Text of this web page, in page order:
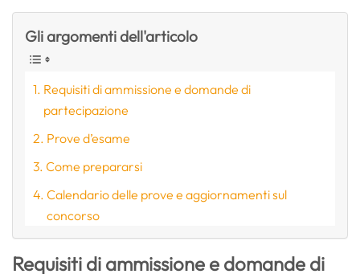
Gli argomenti dell'articolo
Requisiti di ammissione e domande di
partecipazione
Prove d’esame
Come prepararsi
Calendario delle prove e aggiornamenti sul
concorso
Requisiti di ammissione e domande di